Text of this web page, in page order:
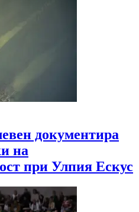
документира
на
при Улпия Ескус